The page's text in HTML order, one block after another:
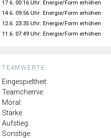
TEAMWERTE:
Eingespieltheit:
Teamchemie:
Moral:
Stärke:
Aufstieg:
Sonstige:
17.6. 00:16 Uhr: Energie/Form erhöhen
14.6. 09:56 Uhr: Energie/Form erhöhen
12.6. 23:35 Uhr: Energie/Form erhöhen
11.6. 07:49 Uhr: Energie/Form erhöhen